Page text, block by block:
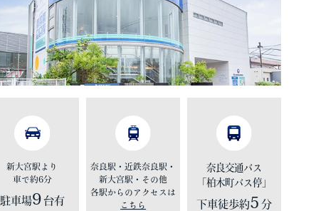
新大宮駅より
車で約6分
駐車場9 台有
奈良駅・近鉄奈良駅・
新大宮駅・その他
各駅からのアクセスは
こちら
奈良交通バス
「柏木町バス停」
下車徒歩約5 分